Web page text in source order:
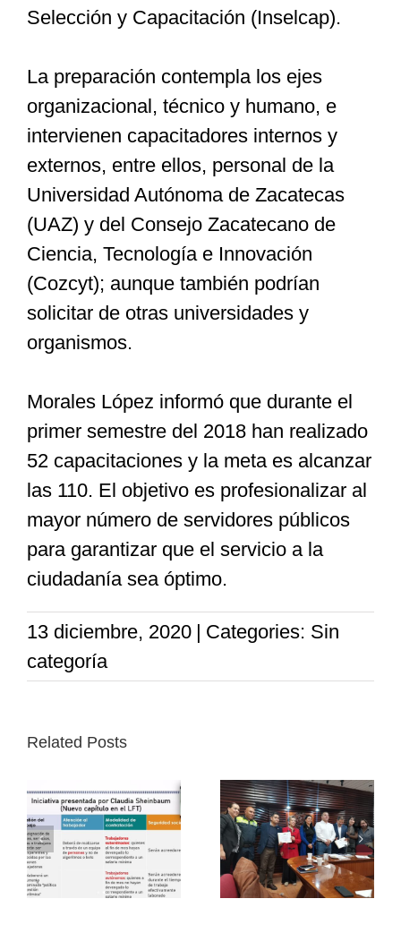
Nosotros
Selección y Capacitación (Inselcap).
La preparación contempla los ejes
organizacional, técnico y humano, e
intervienen capacitadores internos y
externos, entre ellos, personal de la
Universidad Autónoma de Zacatecas
(UAZ) y del Consejo Zacatecano de
Ciencia, Tecnología e Innovación
(Cozcyt); aunque también podrían
solicitar de otras universidades y
organismos.
Morales López informó que durante el
primer semestre del 2018 han realizado
52 capacitaciones y la meta es alcanzar
las 110. El objetivo es profesionalizar al
mayor número de servidores públicos
para garantizar que el servicio a la
ciudadanía sea óptimo.
13 diciembre, 2020 | Categories: Sin
categoría
Related Posts